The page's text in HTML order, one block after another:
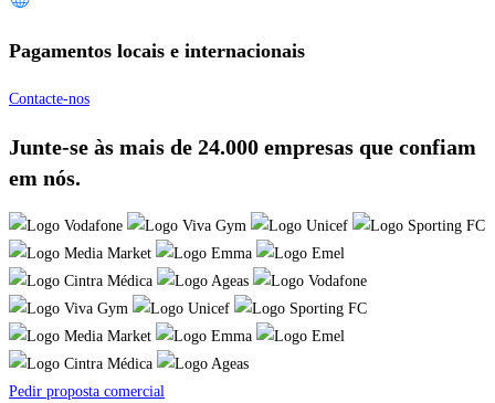
Pagamentos locais e internacionais
Contacte-nos
Junte-se às mais de 24.000 empresas que confiam
em nós.
Pedir proposta comercial